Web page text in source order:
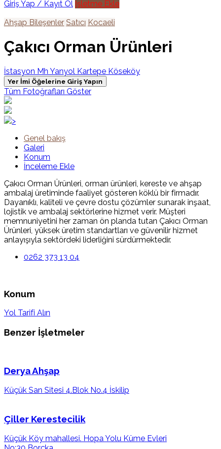
Giriş Yap / Kayıt Ol İşletme Ekle
Ahşap Bileşenler Satıcı Kocaeli
Çakıcı Orman Ürünleri
İstasyon Mh Yanyol Kartepe Köseköy
Yer İmi Öğelerine Giriş Yapın
Tüm Fotoğrafları Göster
>
Genel bakış
Galeri
Konum
İnceleme Ekle
Çakıcı Orman Ürünleri, orman ürünleri, kereste ve ahşap
ambalaj üretiminde faaliyet gösteren köklü bir firmadır.
Dayanıklı, kaliteli ve çevre dostu çözümler sunarak inşaat,
lojistik ve ambalaj sektörlerine hizmet verir. Müşteri
memnuniyetini her zaman ön planda tutan Çakıcı Orman
Ürünleri, yüksek üretim standartları ve güvenilir hizmet
anlayışıyla sektördeki liderliğini sürdürmektedir.
0262 373 13 04
Konum
Yol Tarifi Alın
Benzer İşletmeler
Derya Ahşap
Küçük San Sitesi 4.Blok No.4 İskilip
Çiller Kerestecilik
Küçük Köy mahallesi. Hopa Yolu Küme Evleri